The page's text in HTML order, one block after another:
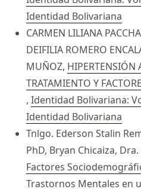
Identidad Bolivariana
CARMEN LILIANA
DEIFILIA ROMERO
MUÑOZ, HIPERTENSIÓN
TRATAMIENTO Y
, Identidad Bolivariana:
Identidad Bolivariana
Tnlgo. Ederson Stalin
PhD, Bryan Chicaiza,
Factores
Trastornos Mentales en